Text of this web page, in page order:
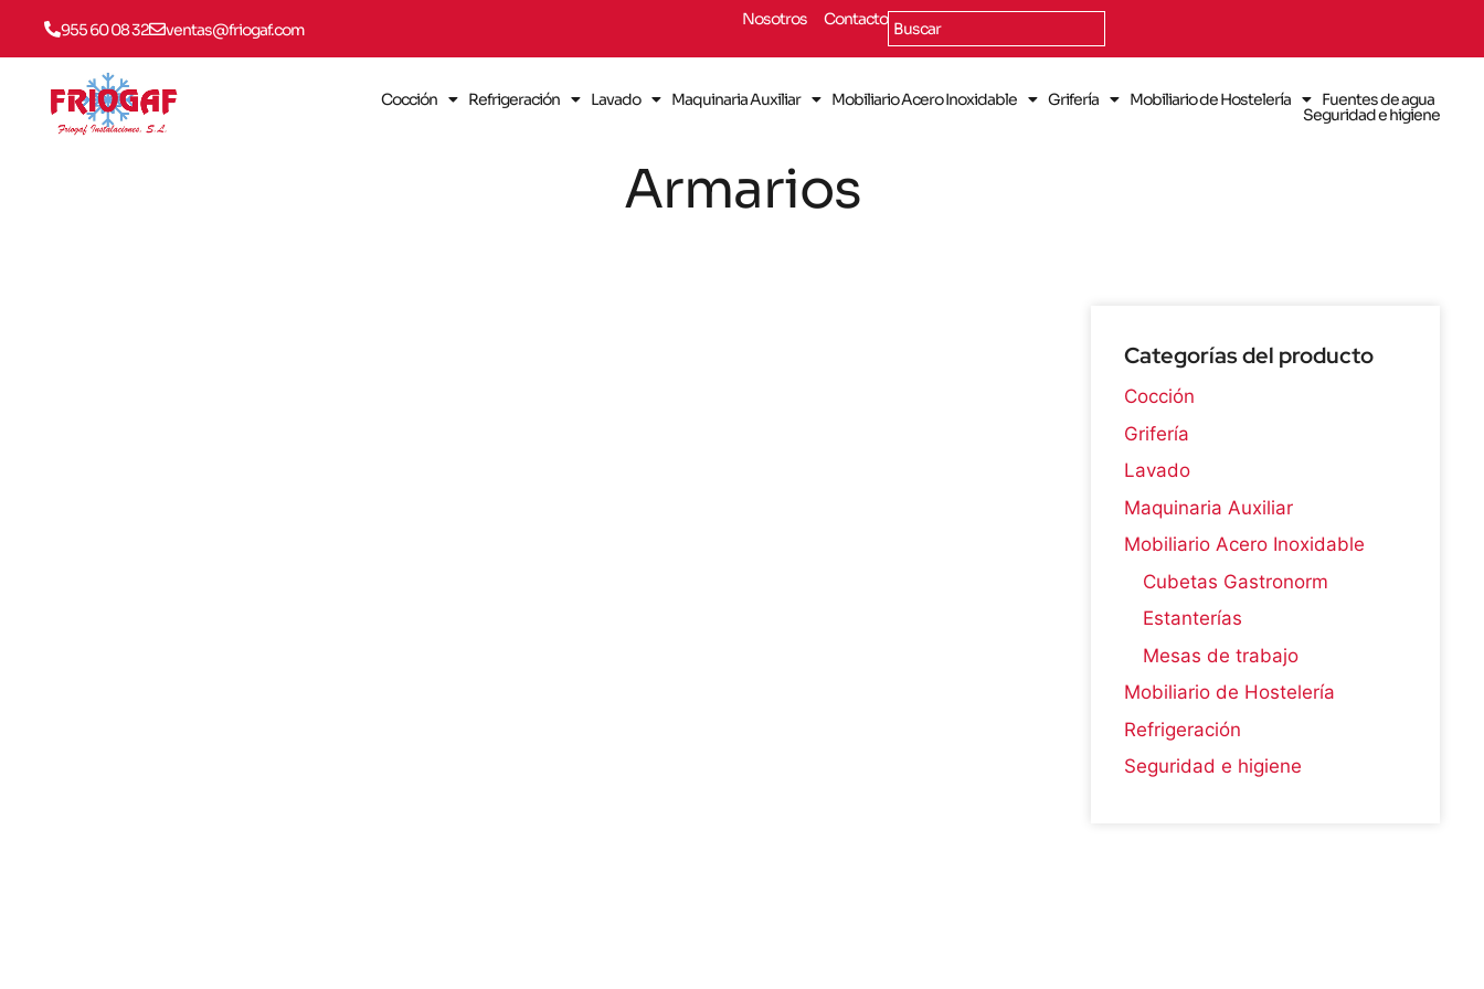
955 60 08 32 ventas@friogaf.com
Nosotros Contacto
Cocción Refrigeración Lavado Maquinaria Auxiliar Mobiliario Acero Inoxidable Grifería Mobiliario de Hostelería Fuentes de agua
Seguridad e higiene
Armarios
Categorías del producto
Cocción
Grifería
Lavado
Maquinaria Auxiliar
Mobiliario Acero Inoxidable
Cubetas Gastronorm
Estanterías
Mesas de trabajo
Mobiliario de Hostelería
Refrigeración
Seguridad e higiene